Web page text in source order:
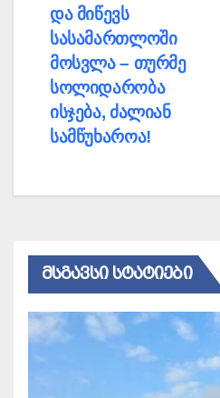
და მიწევს
სასამართლოში
მოსვლა – თურმე
სოლიდარობა
ისჯება, ძალიან
სამწუხაროა!
ᲛᲡᲒᲐᲕᲡᲘ ᲡᲢᲐᲢᲘᲔᲑᲘ